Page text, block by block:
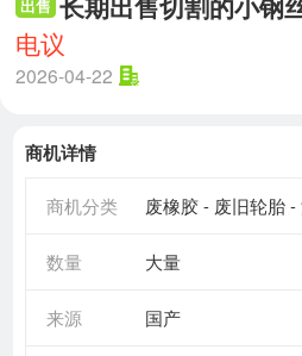
出售
电议
2026-04-22
商机详情
商机分类 废橡胶 - 废旧轮胎
数量 大量
来源 国产